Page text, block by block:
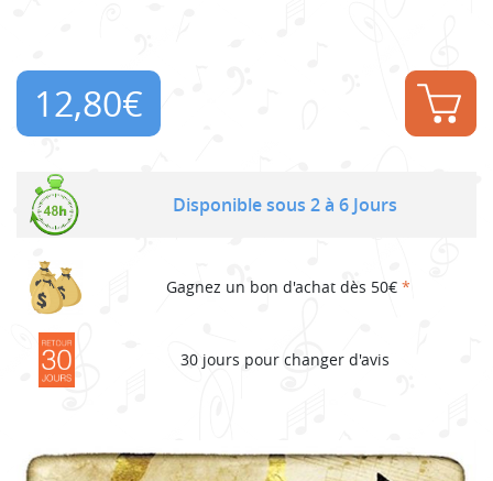
12,80€
Disponible sous 2 à 6 Jours
Gagnez un bon d'achat dès 50€ *
30 jours pour changer d'avis